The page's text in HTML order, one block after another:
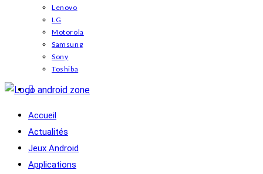
Lenovo
LG
Motorola
Samsung
Sony
Toshiba
Accueil
Actualités
Jeux Android
Applications